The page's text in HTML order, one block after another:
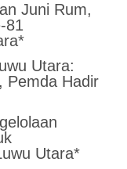
Juni Rum,
81
Utara:
Pemda Hadir
Utara*